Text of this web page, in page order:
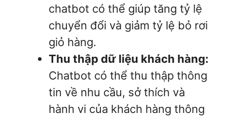
chatbot có thể giúp tăng tỷ lệ
chuyển đổi và giảm tỷ lệ bỏ rơi
giỏ hàng.
Thu thập dữ liệu khách hàng:
Chatbot có thể thu thập thông
tin về nhu cầu, sở thích và
hành vi của khách hàng thông